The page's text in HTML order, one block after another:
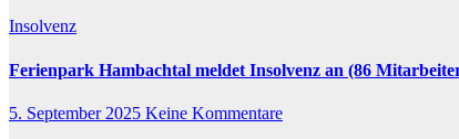
Insolvenz
Ferienpark Hambachtal meldet Insolvenz an (86
5. September 2025 Keine Kommentare